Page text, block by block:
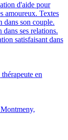
d'aide pour
amoureux. Textes
dans son couple.
ses relations.
satisfaisant dans
en